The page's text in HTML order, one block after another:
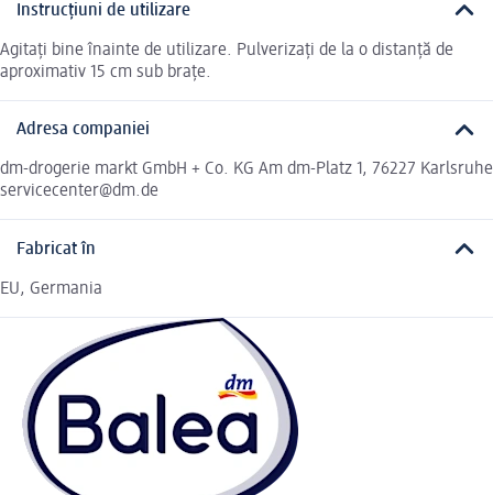
Instrucțiuni de utilizare
Agitați bine înainte de utilizare. Pulverizați de la o distanță de
aproximativ 15 cm sub brațe.
Adresa companiei
dm-drogerie markt GmbH + Co. KG Am dm-Platz 1, 76227 Karlsruhe
servicecenter@dm.de
Fabricat în
EU, Germania